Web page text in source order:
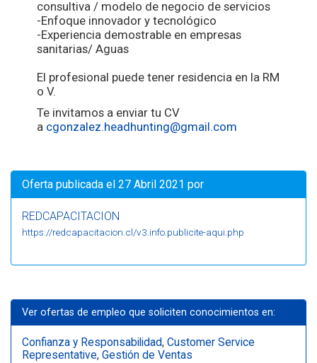
consultiva / modelo de negocio de servicios
-Enfoque innovador y tecnológico
-Experiencia demostrable en empresas
sanitarias/ Aguas
El profesional puede tener residencia en la RM
o V.
Te invitamos a enviar tu CV
a cgonzalez.headhunting@gmail.com
Oferta publicada el 27 Abril 2021 por
REDCAPACITACION
https://redcapacitacion.cl/v3.info.publicite-aqui.php
Ver ofertas de empleo que soliciten conocimientos en:
Confianza y Responsabilidad, Customer Service
Representative, Gestión de Ventas